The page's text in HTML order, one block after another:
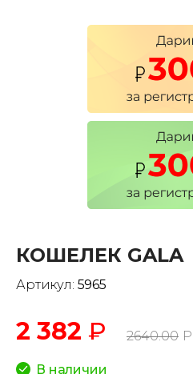
КОШЕЛЕК GALA
Артикул: 5965
2 382 ₽ 2640.00 Р
В наличии